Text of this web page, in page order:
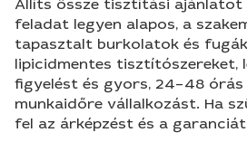
Állíts össze tisztítási ajánlatot
feladat legyen alapos, a
tapasztalt burkolatok és
lipicidmentes tisztítószereket,
figyelést és gyors, 24–48 órás
munkaidőre vállalkozást. Ha
fel az árképzést és a